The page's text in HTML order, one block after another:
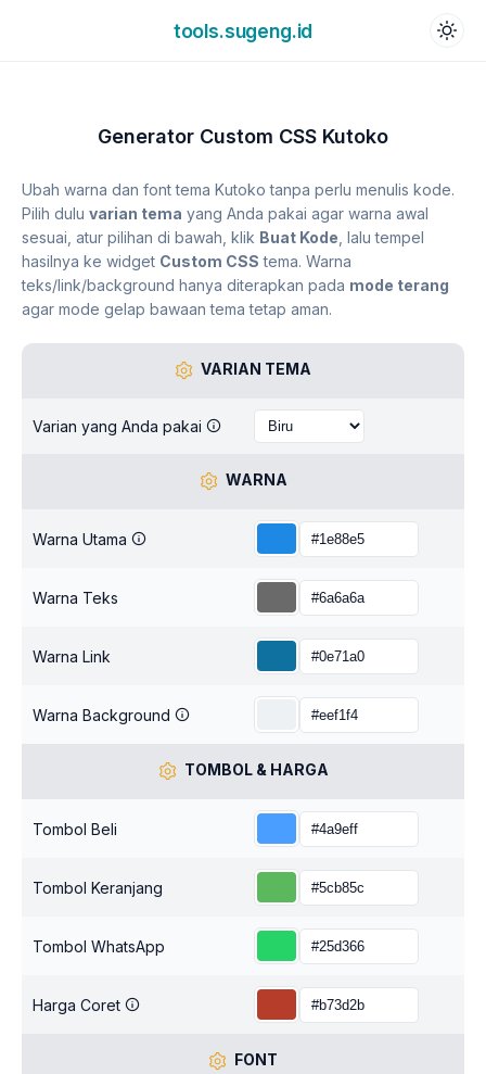
tools.sugeng.id
Generator Custom CSS Kutoko
Ubah warna dan font tema Kutoko tanpa perlu menulis kode.
Pilih dulu varian tema yang Anda pakai agar warna awal
sesuai, atur pilihan di bawah, klik Buat Kode , lalu tempel
hasilnya ke widget Custom CSS tema. Warna
teks/link/background hanya diterapkan pada mode terang
agar mode gelap bawaan tema tetap aman.
VARIAN TEMA
Varian yang Anda pakai
WARNA
Warna Utama
Warna Teks
Warna Link
Warna Background
TOMBOL & HARGA
Tombol Beli
Tombol Keranjang
Tombol WhatsApp
Harga Coret
FONT